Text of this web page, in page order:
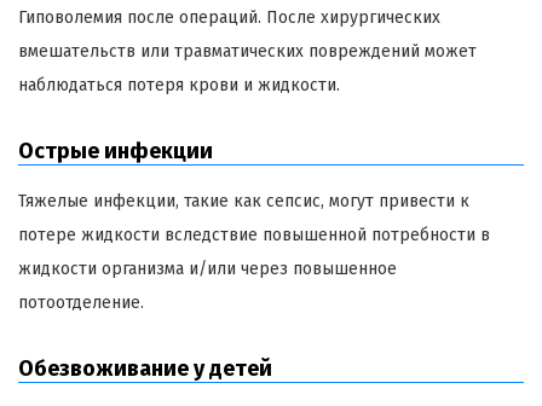
Гиповолемия после операций. После хирургических
вмешательств или травматических повреждений может
наблюдаться потеря крови и жидкости.
Острые инфекции
Тяжелые инфекции, такие как сепсис, могут привести к
потере жидкости вследствие повышенной потребности в
жидкости организма и/или через повышенное
потоотделение.
Обезвоживание у детей